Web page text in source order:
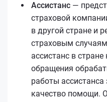
Ассистанс —
страховой
в другой стране и
страховым
ассистанс в
обращения
работы ассистанса
качество помощи.